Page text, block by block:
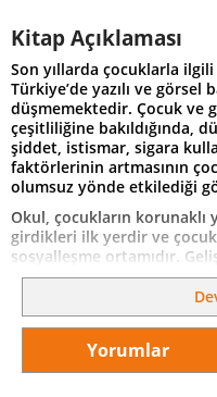
Kitap Açıklaması
Son yıllarda çocuklarla
Türkiye’de yazılı ve görsel
düşmemektedir. Çocuk ve
çeşitliliğine bakıldığında,
şiddet, istismar, sigara
faktörlerinin artmasının
olumsuz yönde etkilediği
Okul, çocukların korunaklı
girdikleri ilk yerdir ve
sosyalleşme ortamıdır.
bu durumun yaratacağı
desteklenmelidir. Çocukluk
geliştirilmesi için de
Okul sosyal hizmeti,
hizmeti zorunlu eğitimin
Yorumlar